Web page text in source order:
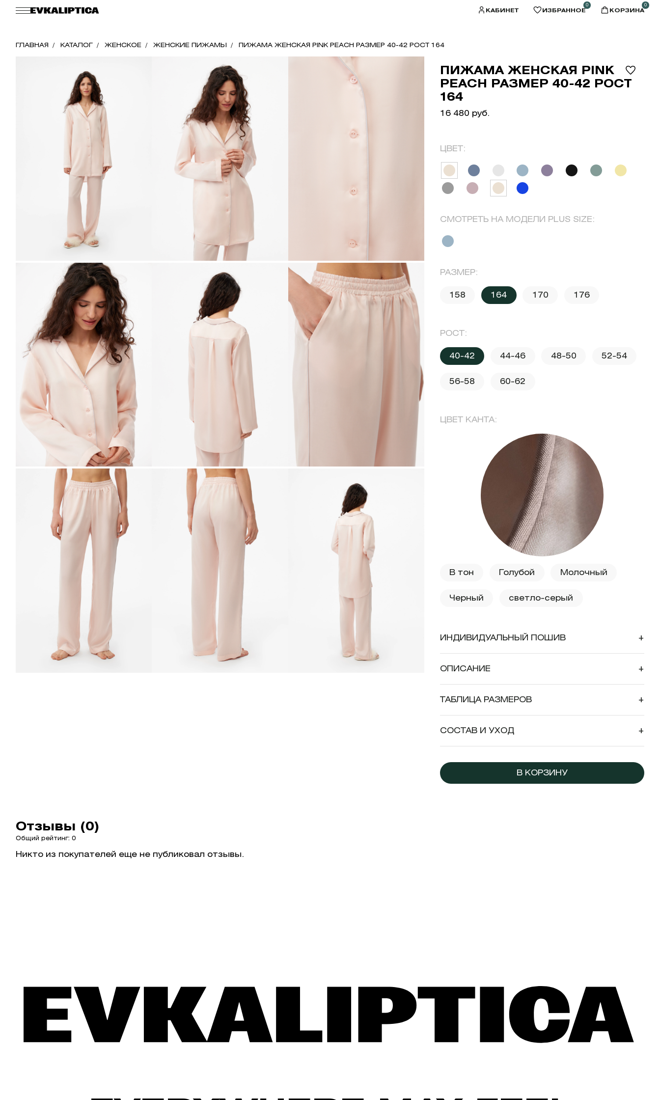
КАБИНЕТ ИЗБРАННОЕ
0
КОРЗИНА
0
ГЛАВНАЯ КАТАЛОГ ЖЕНСКОЕ ЖЕНСКИЕ ПИЖАМЫ ПИЖАМА ЖЕНСКАЯ PINK PEACH РАЗМЕР 40-42 РОСТ 164
ПИЖАМА ЖЕНСКАЯ PINK
PEACH РАЗМЕР 40-42 РОСТ
164
16 480 руб.
ЦВЕТ:
СМОТРЕТЬ НА МОДЕЛИ PLUS SIZE:
РАЗМЕР:
158 164 170 176
РОСТ:
40-42 44-46 48-50 52-54
56-58 60-62
ЦВЕТ КАНТА:
В тон Голубой Молочный
Черный светло-серый
ИНДИВИДУАЛЬНЫЙ ПОШИВ +
ОПИСАНИЕ +
ТАБЛИЦА РАЗМЕРОВ +
СОСТАВ И УХОД +
В КОРЗИНУ
Отзывы (0)
Общий рейтинг: 0
Никто из покупателей еще не публиковал отзывы.